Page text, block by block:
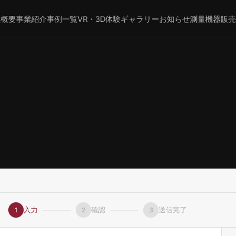
要事業紹介事例一覧VR・3D体験ギャラリーお知らせ測量機器販売
1 入力 2 確認 3 送信完了